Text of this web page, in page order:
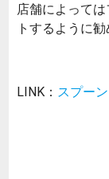
店舗によって
トするように勧
LINK： スプー